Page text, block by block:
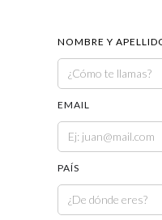
NOMBRE Y
EMAIL
PAÍS